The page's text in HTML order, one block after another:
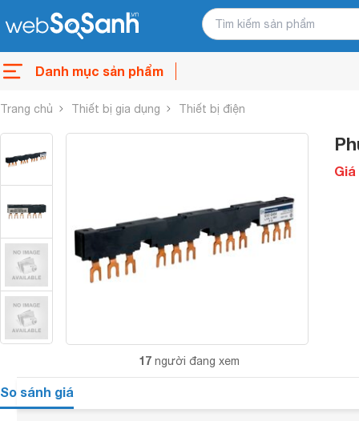
Danh mục sản phẩm
Trang chủ Thiết bị gia dụng Thiết bị điện
17 người đang xem
So sánh giá